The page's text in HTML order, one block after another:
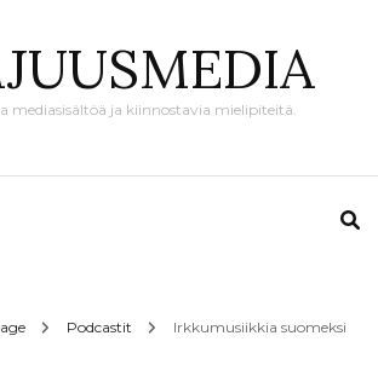
mediasisältöä ja kiinnostavia mielipiteitä.
Podcastit Irkkumusiikkia suomeksi